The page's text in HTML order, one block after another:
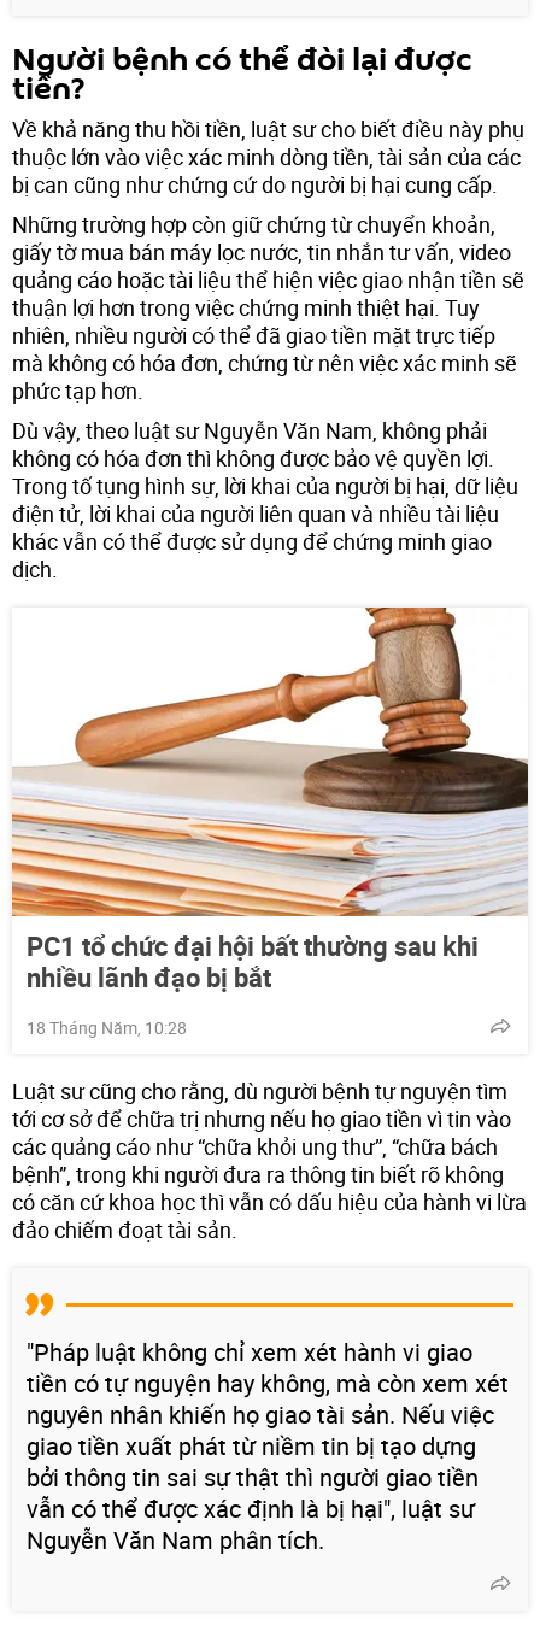
Người bệnh có thể đòi lại được
tiền?
Về khả năng thu hồi tiền, luật sư cho biết điều này phụ
thuộc lớn vào việc xác minh dòng tiền, tài sản của các
bị can cũng như chứng cứ do người bị hại cung cấp.
Những trường hợp còn giữ chứng từ chuyển khoản,
giấy tờ mua bán máy lọc nước, tin nhắn tư vấn, video
quảng cáo hoặc tài liệu thể hiện việc giao nhận tiền sẽ
thuận lợi hơn trong việc chứng minh thiệt hại. Tuy
nhiên, nhiều người có thể đã giao tiền mặt trực tiếp
mà không có hóa đơn, chứng từ nên việc xác minh sẽ
phức tạp hơn.
Dù vậy, theo luật sư Nguyễn Văn Nam, không phải
không có hóa đơn thì không được bảo vệ quyền lợi.
Trong tố tụng hình sự, lời khai của người bị hại, dữ liệu
điện tử, lời khai của người liên quan và nhiều tài liệu
khác vẫn có thể được sử dụng để chứng minh giao
dịch.
PC1 tổ chức đại hội bất thường sau khi
nhiều lãnh đạo bị bắt
18 Tháng Năm, 10:28
Luật sư cũng cho rằng, dù người bệnh tự nguyện tìm
tới cơ sở để chữa trị nhưng nếu họ giao tiền vì tin vào
các quảng cáo như “chữa khỏi ung thư”, “chữa bách
bệnh”, trong khi người đưa ra thông tin biết rõ không
có căn cứ khoa học thì vẫn có dấu hiệu của hành vi lừa
đảo chiếm đoạt tài sản.
"Pháp luật không chỉ xem xét hành vi giao
tiền có tự nguyện hay không, mà còn xem xét
nguyên nhân khiến họ giao tài sản. Nếu việc
giao tiền xuất phát từ niềm tin bị tạo dựng
bởi thông tin sai sự thật thì người giao tiền
vẫn có thể được xác định là bị hại", luật sư
Nguyễn Văn Nam phân tích.